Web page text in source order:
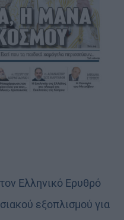
Ελληνικό Ερυθρό
εξοπλισμού για